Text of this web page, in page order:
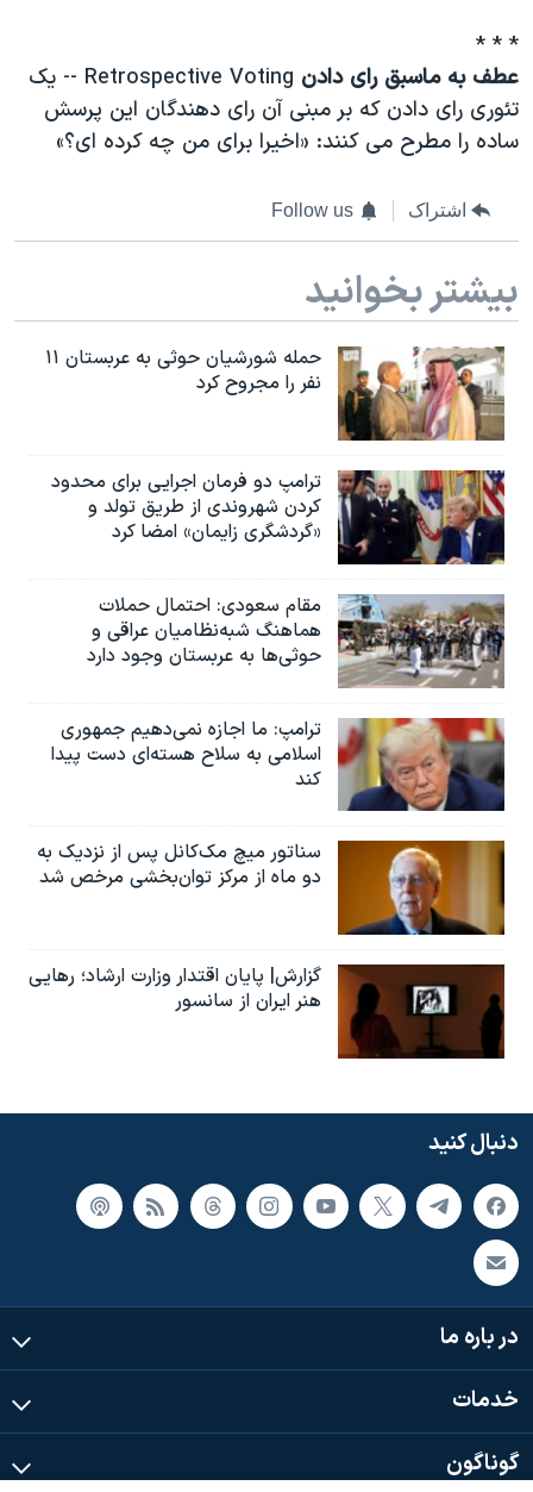
* * *
عطف به ماسبق رای دادن
Retrospective Voting -- يک
تئوری رای دادن که بر مبنی آن رای دهندگان اين پرسش
ساده را مطرح می کنند: «اخيرا برای من چه کرده ای؟»
اشتراک Follow us
بیشتر بخوانید
حمله شورشیان حوثی به عربستان ۱۱
نفر را مجروح کرد
ترامپ دو فرمان اجرایی برای محدود
کردن شهروندی از طریق تولد و
«گردشگری زایمان» امضا کرد
مقام سعودی: احتمال حملات
هماهنگ شبه‌نظامیان عراقی و
حوثی‌ها به عربستان وجود دارد
ترامپ: ما اجازه نمی‌دهیم جمهوری
اسلامی به سلاح هسته‌ای دست پیدا
کند
سناتور میچ مک‌کانل پس از نزدیک به
دو ماه از مرکز توان‌بخشی مرخص شد
گزارش| پایان اقتدار وزارت ارشاد؛ رهایی
هنر ایران از سانسور
دنبال کنید
در باره ما
خدمات
گوناگون